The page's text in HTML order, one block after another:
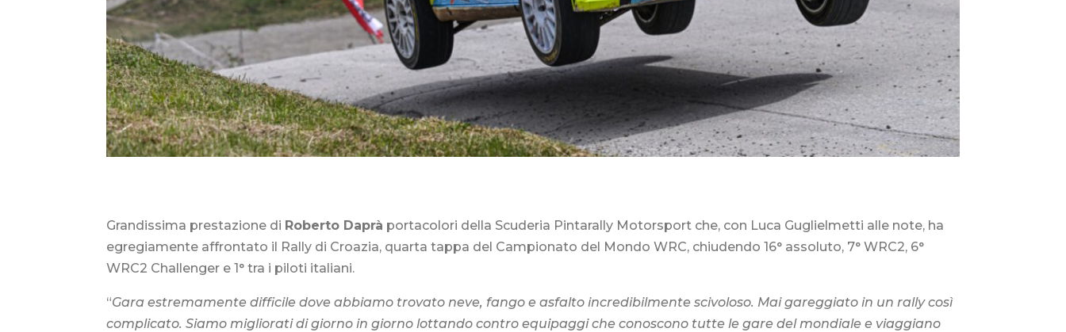
Grandissima prestazione di Roberto Daprà portacolori della Scuderia Pintarally Motorsport che, con Luca Guglielmetti alle note, ha
egregiamente affrontato il Rally di Croazia, quarta tappa del Campionato del Mondo WRC, chiudendo 16° assoluto, 7° WRC2, 6°
WRC2 Challenger e 1° tra i piloti italiani.
“Gara estremamente difficile dove abbiamo trovato neve, fango e asfalto incredibilmente scivoloso. Mai gareggiato in un rally così
complicato. Siamo migliorati di giorno in giorno lottando contro equipaggi che conoscono tutte le gare del mondiale e viaggiano